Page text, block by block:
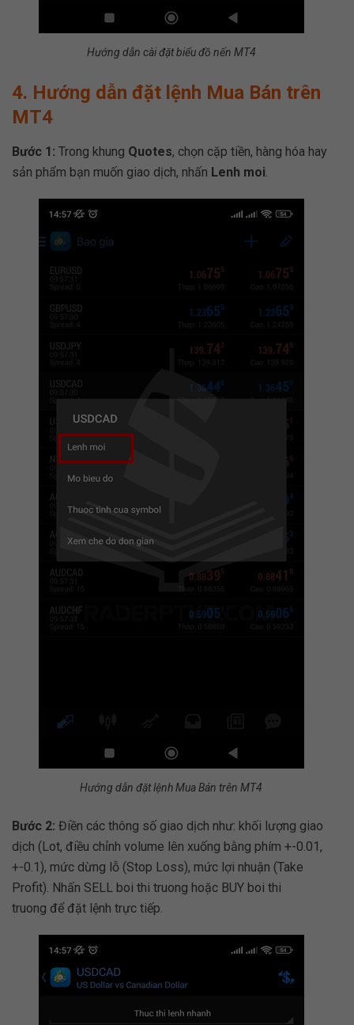
Hướng dẫn cài đặt biểu đồ nến MT4
4. Hướng dẫn đặt lệnh Mua Bán trên
MT4
Bước 1: Trong khung Quotes, chọn cặp tiền, hàng hóa hay
sản phẩm bạn muốn giao dịch, nhấn Lenh moi
Hướng dẫn đặt lệnh Mua Bán trên MT4
Bước 2: Điền các thông số giao dịch như: khối lượng giao
dịch (Lot, điều chỉnh volume lên xuống bằng phím +-0.01,
+-0.1), mức dừng lỗ (Stop Loss), mức lợi nhuận (Take
Profit). Nhấn SELL boi thi truong hoặc BUY boi thi
truong để đặt lệnh trực tiếp.